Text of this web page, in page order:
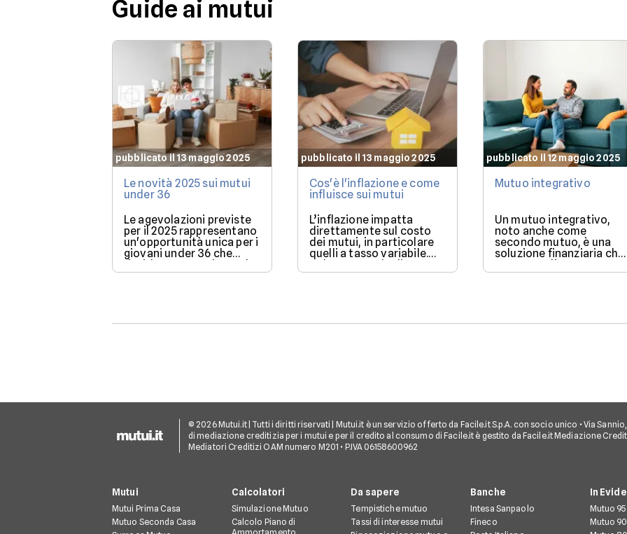
Guide ai mutui
pubblicato il 13 maggio 2025
Le novità 2025 sui mutui
under 36
Le agevolazioni previste
per il 2025 rappresentano
un'opportunità unica per i
giovani under 36 che
desiderano acquistare la
loro prima casa.
pubblicato il 13 maggio 2025
Cos'è l'inflazione e come
influisce sui mutui
L’inflazione impatta
direttamente sul costo
dei mutui, in particolare
quelli a tasso variabile.
Nel 2025, con la discesa
dei tassi BCE, il mercato
una casa.
pubblicato il 12 maggio 2025
Mutuo integrativo
Un mutuo integrativo,
noto anche come
secondo mutuo, è una
soluzione finanziaria che
consente di ottenere
ulteriore liquidità
© 2026 Mutui.it | Tutti i diritti riservati | Mutui.it è un servizio offerto da Facile.it S.p.A. con socio unico • Via Sannio,
di mediazione creditizia per i mutui e per il credito al consumo di Facile.it è gestito da Facile.it Mediazione
Mediatori Creditizi OAM numero M201 • P.IVA 06158600962
Mutui
Mutui Prima Casa
Mutuo Seconda Casa
Calcolatori
Simulazione Mutuo
Calcolo Piano di
Da sapere
Tempistiche mutuo
Tassi di interesse mutui
Banche
Intesa Sanpaolo
Fineco
In
Mutuo
Mutuo